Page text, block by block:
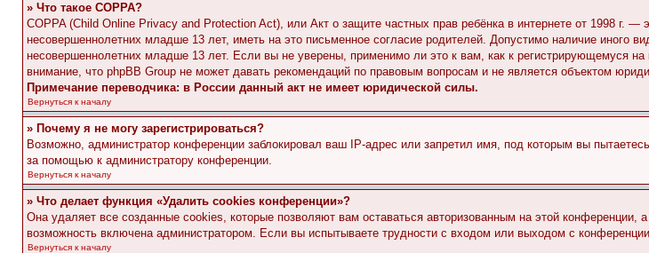
» Что такое COPPA?
COPPA (Child Online Privacy and Protection Act), или Акт о защите частных прав ребёнка в интернете от 1998 г.
несовершеннолетних младше 13 лет, иметь на это письменное согласие родителей. Допустимо наличие иного
несовершеннолетних младше 13 лет. Если вы не уверены, применимо ли это к вам, как к регистрирующемуся
внимание, что phpBB Group не может давать рекомендаций по правовым вопросам и не является объектом
Примечание переводчика: в России данный акт не имеет юридической силы.
Вернуться к началу
» Почему я не могу зарегистрироваться?
Возможно, администратор конференции заблокировал ваш IP-адрес или запретил имя, под которым вы
за помощью к администратору конференции.
Вернуться к началу
» Что делает функция «Удалить cookies конференции»?
Она удаляет все созданные cookies, которые позволяют вам оставаться авторизованным на этой
возможность включена администратором. Если вы испытываете трудности с входом или выходом с
Вернуться к началу